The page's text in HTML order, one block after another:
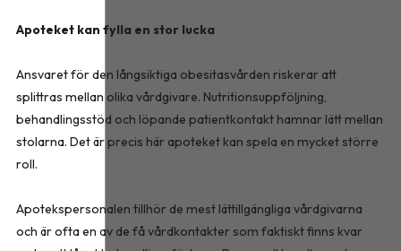
Apoteket kan fylla en stor lucka
Ansvaret för den långsiktiga obesitasvården riskerar att
splittras mellan olika vårdgivare. Nutritionsuppföljning,
behandlingsstöd och löpande patientkontakt hamnar lätt mellan
stolarna. Det är precis här apoteket kan spela en mycket större
roll.
Apotekspersonalen tillhör de mest lättillgängliga vårdgivarna
och är ofta en av de få vårdkontakter som faktiskt finns kvar